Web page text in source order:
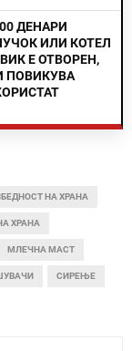
ДЕНАРИ
ИЛИ КОТЕЛ
Е ОТВОРЕН,
ПОВИКУВА
НА ХРАНА
ХРАНА
МЛЕЧНА МАСТ
СИРЕЊЕ